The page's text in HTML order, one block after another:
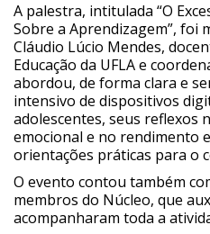
A palestra, intitulada “O
Sobre a Aprendizagem”,
Cláudio Lúcio Mendes,
Educação da UFLA e
abordou, de forma clara e
intensivo de dispositivos
adolescentes, seus reflexos
emocional e no rendimento
orientações práticas para o
O evento contou também
membros do Núcleo, que
acompanharam toda a